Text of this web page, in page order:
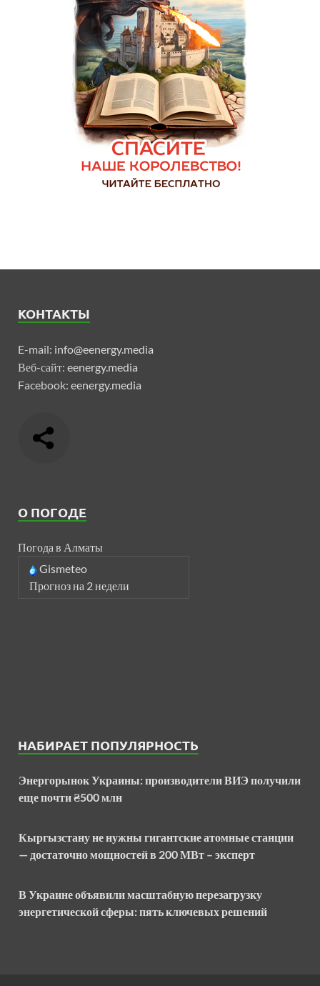
КОНТАКТЫ
E-mail: info@eenergy.media
Веб-сайт: eenergy.media
Facebook: eenergy.media
О ПОГОДЕ
Погода в Алматы
Gismeteo
Прогноз на 2 недели
НАБИРАЕТ ПОПУЛЯРНОСТЬ
Энергорынок Украины: производители ВИЭ получили
еще почти ₴500 млн
Кыргызстану не нужны гигантские атомные станции
— достаточно мощностей в 200 МВт – эксперт
В Украине объявили масштабную перезагрузку
энергетической сферы: пять ключевых решений